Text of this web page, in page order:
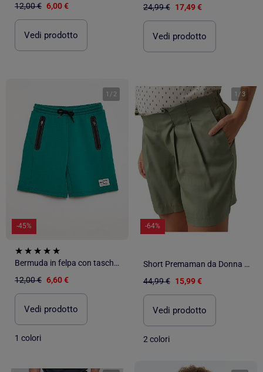
12,00 € 6,00 €
Vedi prodotto
24,99 € 17,49 €
Vedi prodotto
1 / 2
-45%
Bermuda in felpa con tasche zippate
12,00 € 6,60 €
Vedi prodotto
1 colori
1 /3
-64%
Short Premaman da Donna Mamalicious
44,99 € 15,99 €
Vedi prodotto
2 colori